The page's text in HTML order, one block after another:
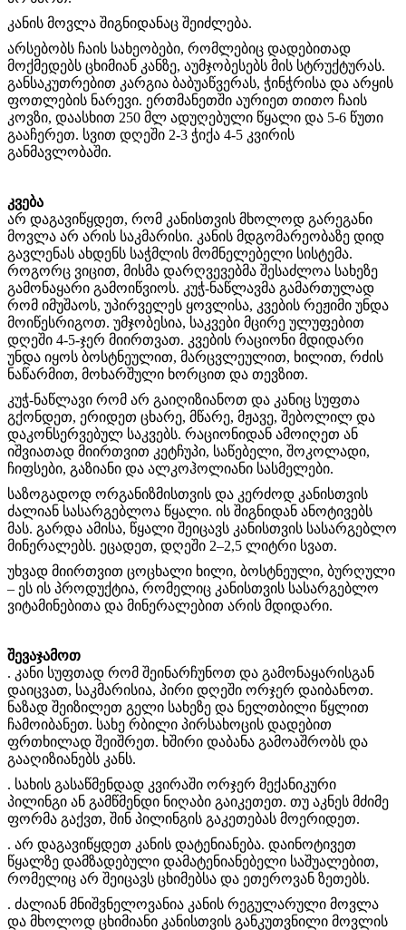
კანის მოვლა შიგნიდანაც შეიძლება.
არსებობს ჩაის სახეობები, რომლებიც დადებითად
მოქმედებს ცხიმიან კანზე, აუმჯობესებს მის სტრუქტურას.
განსაკუთრებით კარგია ბაბუაწვერას, ჭინჭრისა და არყის
ფოთლების ნარევი. ერთმანეთში აურიეთ თითო ჩაის
კოვზი, დაასხით 250 მლ ადუღებული წყალი და 5-6 წუთი
გააჩერეთ. სვით დღეში 2-3 ჭიქა 4-5 კვირის
განმავლობაში.
კვება
არ დაგავიწყდეთ, რომ კანისთვის მხოლოდ გარეგანი
მოვლა არ არის საკმარისი. კანის მდგომარეობაზე დიდ
გავლენას ახდენს საჭმლის მომნელებელი სისტემა.
როგორც ვიცით, მისმა დარღვევებმა შესაძლოა სახეზე
გამონაყარი გამოიწვიოს. კუჭ-ნაწლავმა გამართულად
რომ იმუშაოს, უპირველეს ყოვლისა, კვების რეჟიმი უნდა
მოიწესრიგოთ. უმჯობესია, საკვები მცირე ულუფებით
დღეში 4-5-ჯერ მიირთვათ. კვების რაციონი მდიდარი
უნდა იყოს ბოსტნეულით, მარცვლეულით, ხილით, რძის
ნაწარმით, მოხარშული ხორცით და თევზით.
კუჭ-ნაწლავი რომ არ გაიღიზიანოთ და კანიც სუფთა
გქონდეთ, ერიდეთ ცხარე, მწარე, მჟავე, შებოლილ და
დაკონსერვებულ საკვებს. რაციონიდან ამოიღეთ ან
იშვიათად მიირთვით კეტჩუპი, საწებელი, შოკოლადი,
ჩიფსები, გაზიანი და ალკოჰოლიანი სასმელები.
საზოგადოდ ორგანიზმისთვის და კერძოდ კანისთვის
ძალიან სასარგებლოა წყალი. ის შიგნიდან ანოტივებს
მას. გარდა ამისა, წყალი შეიცავს კანისთვის სასარგებლო
მინერალებს. ეცადეთ, დღეში 2–2,5 ლიტრი სვათ.
უხვად მიირთვით ცოცხალი ხილი, ბოსტნეული, ბურღული
– ეს ის პროდუქტია, რომელიც კანისთვის სასარგებლო
ვიტამინებითა და მინერალებით არის მდიდარი.
შევაჯამოთ
. კანი სუფთად რომ შეინარჩუნოთ და გამონაყარისგან
დაიცვათ, საკმარისია, პირი დღეში ორჯერ დაიბანოთ.
ნაზად შეიზილეთ გელი სახეზე და ნელთბილი წყლით
ჩამოიბანეთ. სახე რბილი პირსახოცის დადებით
ფრთხილად შეიშრეთ. ხშირი დაბანა გამოაშრობს და
გააღიზიანებს კანს.
. სახის გასაწმენდად კვირაში ორჯერ მექანიკური
პილინგი ან გამწმენდი ნიღაბი გაიკეთეთ. თუ აკნეს მძიმე
ფორმა გაქვთ, შინ პილინგის გაკეთებას მოერიდეთ.
. არ დაგავიწყდეთ კანის დატენიანება. დაინოტივეთ
წყალზე დამზადებული დამატენიანებელი საშუალებით,
რომელიც არ შეიცავს ცხიმებსა და ეთეროვან ზეთებს.
. ძალიან მნიშვნელოვანია კანის რეგულარული მოვლა
და მხოლოდ ცხიმიანი კანისთვის განკუთვნილი მოვლის